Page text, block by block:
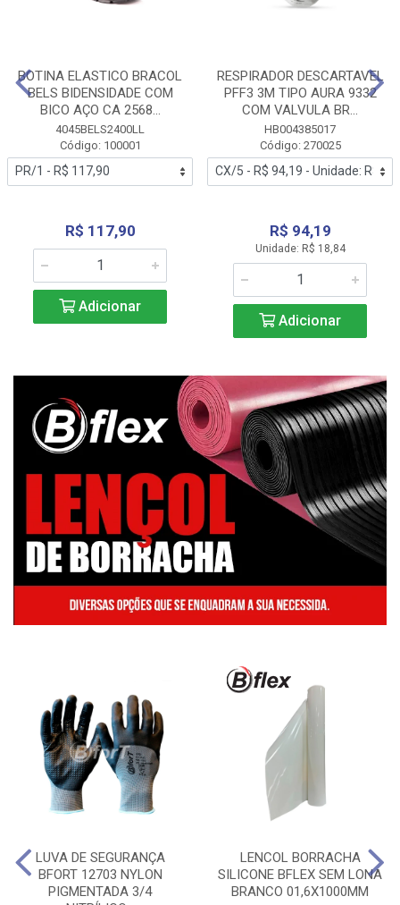
BOTINA ELASTICO BRACOL
BELS BIDENSIDADE COM
BICO AÇO CA 2568...
4045BELS2400LL
Código: 100001
R$ 117,90
Adicionar
RESPIRADOR DESCARTAVEL
PFF3 3M TIPO AURA 9332
COM VALVULA BR...
HB004385017
Código: 270025
R$ 94,19
Unidade: R$ 18,84
Adicionar
LUVA DE SEGURANÇA
BFORT 12703 NYLON
PIGMENTADA 3/4
LENCOL BORRACHA
SILICONE BFLEX SEM LONA
BRANCO 01,6X1000MM